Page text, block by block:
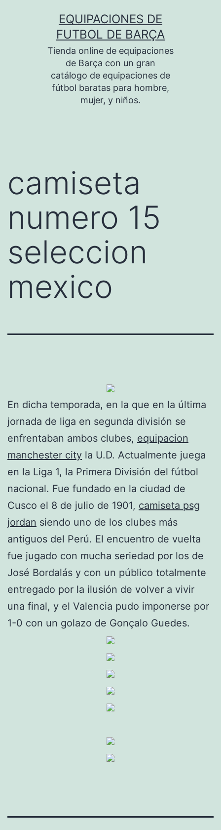
EQUIPACIONES DE
FUTBOL DE BARÇA
Tienda online de equipaciones
de Barça con un gran
catálogo de equipaciones de
fútbol baratas para hombre,
mujer, y niños.
camiseta
numero 15
seleccion
mexico
En dicha temporada, en la que en la última
jornada de liga en segunda división se
enfrentaban ambos clubes, equipacion
manchester city la U.D. Actualmente juega
en la Liga 1, la Primera División del fútbol
nacional. Fue fundado en la ciudad de
Cusco el 8 de julio de 1901, camiseta psg
jordan siendo uno de los clubes más
antiguos del Perú. El encuentro de vuelta
fue jugado con mucha seriedad por los de
José Bordalás y con un público totalmente
entregado por la ilusión de volver a vivir
una final, y el Valencia pudo imponerse por
1-0 con un golazo de Gonçalo Guedes.